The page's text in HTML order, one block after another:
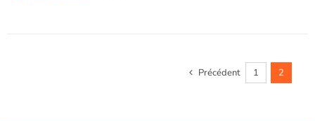
Précédent 1 2